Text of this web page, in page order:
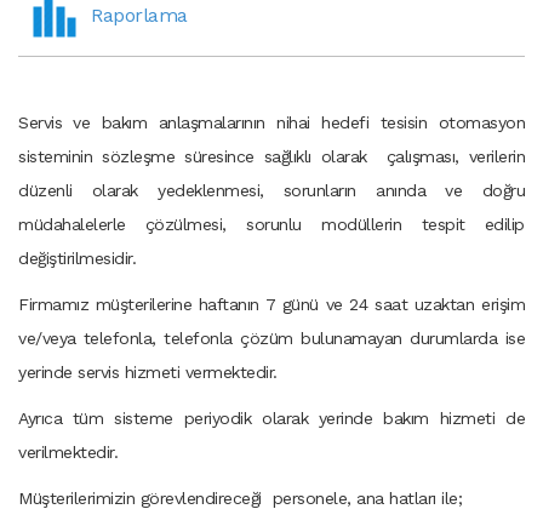
Raporlama
Servis ve bakım anlaşmalarının nihai hedefi tesisin otomasyon
sisteminin sözleşme süresince sağlıklı olarak çalışması, verilerin
düzenli olarak yedeklenmesi, sorunların anında ve doğru
müdahalelerle çözülmesi, sorunlu modüllerin tespit edilip
değiştirilmesidir.
Firmamız müşterilerine haftanın 7 günü ve 24 saat uzaktan erişim
ve/veya telefonla, telefonla çözüm bulunamayan durumlarda ise
yerinde servis hizmeti vermektedir.
Ayrıca tüm sisteme periyodik olarak yerinde bakım hizmeti de
verilmektedir.
Müşterilerimizin görevlendireceği personele, ana hatları ile;